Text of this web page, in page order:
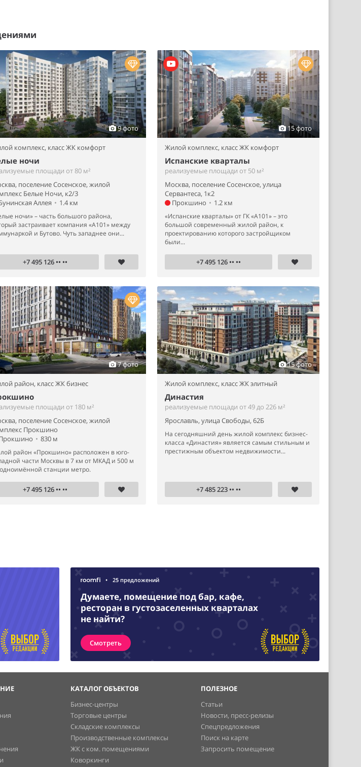
9 фото
комплекс, класс ЖК комфорт
ночи
площади от 80 м²
поселение Сосенское, жилой
Белые Ночи, к2/3
Аллея • 1.4 км
ночи» – часть большого района,
застраивает компания «А101» между
и Бутово. Чуть западнее они...
+7 495 126 •• ••
15 фото
Жилой комплекс, класс ЖК комфорт
Испанские кварталы
реализуемые площади от 50 м²
Москва, поселение Сосенское, улица
Сервантеса, 1к2
Прокшино • 1.2 км
«Испанские кварталы» от ГК «А101» – это
большой современный жилой район, к
проектированию которого застройщиком
были...
+7 495 126 •• ••
7 фото
район, класс ЖК бизнес
площади от 180 м²
поселение Сосенское, жилой
Прокшино
• 830 м
район «Прокшино» расположен в юго-
части Москвы в 7 км от МКАД и 500 м
станции метро.
+7 495 126 •• ••
15 фото
Жилой комплекс, класс ЖК элитный
Династия
реализуемые площади от 49 до 226 м²
Ярославль, улица Свободы, 62Б
На сегодняшний день жилой комплекс бизнес-
класса «Династия» является самым стильным и
престижным объектом недвижимости...
+7 485 223 •• ••
• 25 предложений
Думаете, помещение под бар, кафе,
ресторан в густозаселенных кварталах
не найти?
Смотреть
КАТАЛОГ ОБЪЕКТОВ
Бизнес-центры
Торговые центры
Складские комплексы
Производственные комплексы
ЖК с ком. помещениями
Коворкинги
ПОЛЕЗНОЕ
Статьи
Новости, пресс-релизы
Спецпредложения
Поиск на карте
Запросить помещение